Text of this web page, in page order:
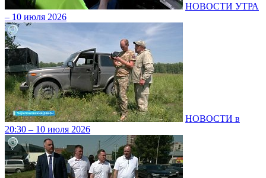
НОВОСТИ УТРА
– 10 июля 2026
НОВОСТИ в
20:30 – 10 июля 2026